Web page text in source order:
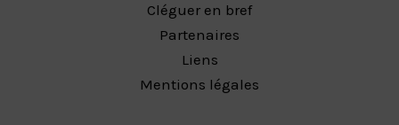
Cléguer en bref
Partenaires
Liens
Mentions légales